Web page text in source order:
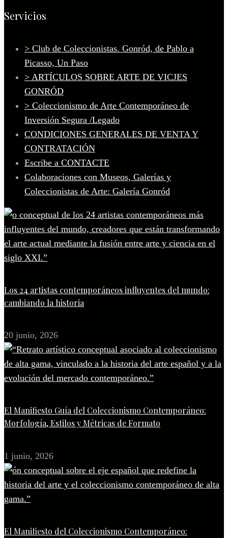
Servicios
> Club de Coleccionistas. Gonród, de Pablo a
Picasso, Un Paso
> ARTÍCULOS SOBRE ARTE DE VICJES
GONRÓD
> Coleccionismo de Arte Contemporáneo de
Inversión Segura /Legado
CONDICIONES GENERALES DE VENTA Y
CONTRATACIÓN
Escribe a CONTACTE
Colaboraciones con Museos, Galerías y
Coleccionistas de Arte: Galería Gonród
Los 24 artistas contemporáneos influyentes del mundo:
cambiando la historia
20 junio, 2026
El Manifiesto Guía del Coleccionismo Contemporáneo:
Morfología, Estilos y Métricas de Formato
1 junio, 2026
El Manifiesto del Coleccionismo Contemporáneo: